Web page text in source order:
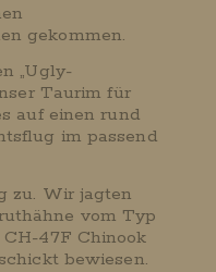
gekommen.
„Ugly-
Taurim für
auf einen rund
im passend
zu. Wir jagten
vom Typ
47F Chinook
bewiesen.